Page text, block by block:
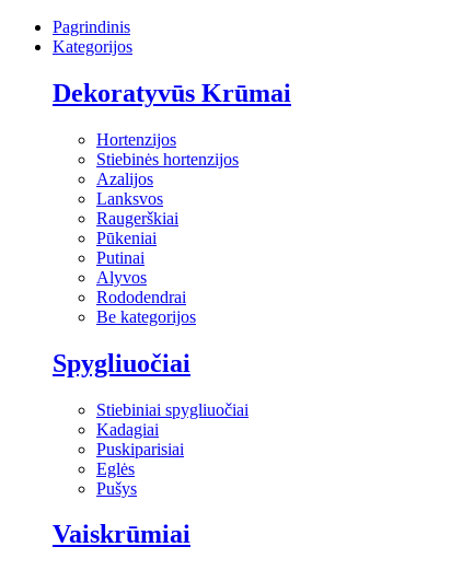
Pagrindinis
Kategorijos
Dekoratyvūs Krūmai
Hortenzijos
Stiebinės hortenzijos
Azalijos
Lanksvos
Raugerškiai
Pūkeniai
Putinai
Alyvos
Rododendrai
Be kategorijos
Spygliuočiai
Stiebiniai spygliuočiai
Kadagiai
Puskiparisiai
Eglės
Pušys
Vaiskrūmiai